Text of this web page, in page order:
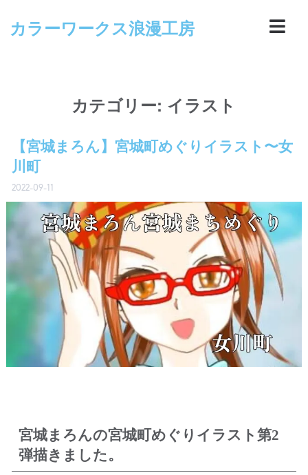
カラーワークス浪漫工房
カテゴリー: イラスト
【宮城まろん】宮城町めぐりイラスト〜女
川町
2022-09-11
宮城まろんの宮城町めぐりイラスト第2
弾描きました。